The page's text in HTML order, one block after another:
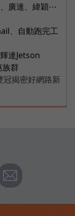
廣達、緯穎⋯
、自動跑完工
達Jetson
族群
冠揭密好網路新